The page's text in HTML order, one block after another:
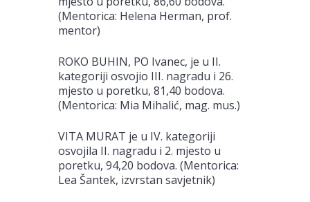
(Mentorica: Helena Herman, prof.
mentor)
ROKO BUHIN, PO Ivanec, je u II.
kategoriji osvojio III. nagradu i 26.
mjesto u poretku, 81,40 bodova.
(Mentorica: Mia Mihalić, mag. mus.)
VITA MURAT je u IV. kategoriji
osvojila II. nagradu i 2. mjesto u
poretku, 94,20 bodova. (Mentorica:
Lea Šantek, izvrstan savjetnik)